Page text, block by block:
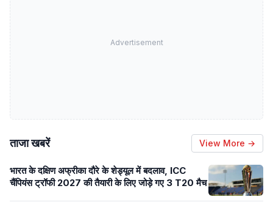
Advertisement
ताजा खबरें View More →
भारत के दक्षिण अफ्रीका दौरे के शेड्यूल में बदलाव, ICC
चैंपियंस ट्रॉफी 2027 की तैयारी के लिए जोड़े गए 3 T20 मैच